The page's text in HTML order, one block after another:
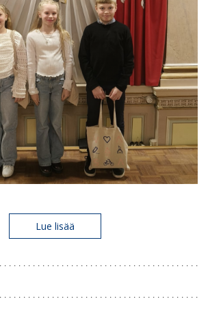
Lue lisää